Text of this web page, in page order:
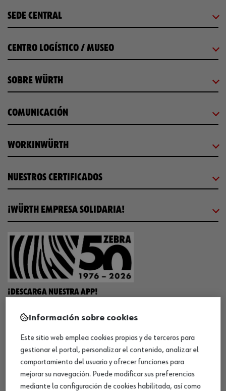
SEDE CENTRAL
CENTRO LOGÍSTICO / MUSEO
SOBRE WÜRTH
COMUNICACIÓN
WORKINWÜRTH
NUESTROS CERTIFICADOS
¡WÜRTH EMPRESA SOLIDARIA!
¡DESCARGA NUESTRA APP!
MÉTODOS DE PAGO
Información sobre cookies
Este sitio web emplea cookies propias y de terceros para
gestionar el portal, personalizar el contenido, analizar el
comportamiento del usuario y ofrecer funciones para
mejorar su navegación. Puede modificar sus preferencias
mediante la configuración de cookies habilitada, así como